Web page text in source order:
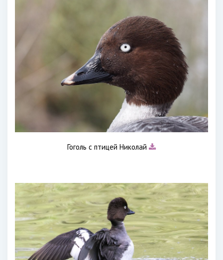
Гоголь с птицей Николай